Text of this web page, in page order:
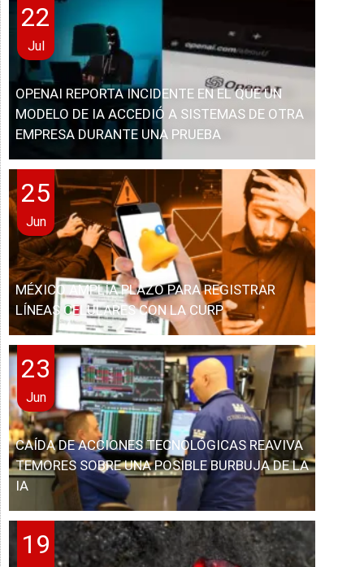
22
Jul
OPENAI REPORTA INCIDENTE EN EL QUE UN
MODELO DE IA ACCEDIÓ A SISTEMAS DE OTRA
EMPRESA DURANTE UNA PRUEBA
25
Jun
MÉXICO AMPLÍA PLAZO PARA REGISTRAR
LÍNEAS CELULARES CON LA CURP
23
Jun
CAÍDA DE ACCIONES TECNOLÓGICAS REAVIVA
TEMORES SOBRE UNA POSIBLE BURBUJA DE LA
IA
19